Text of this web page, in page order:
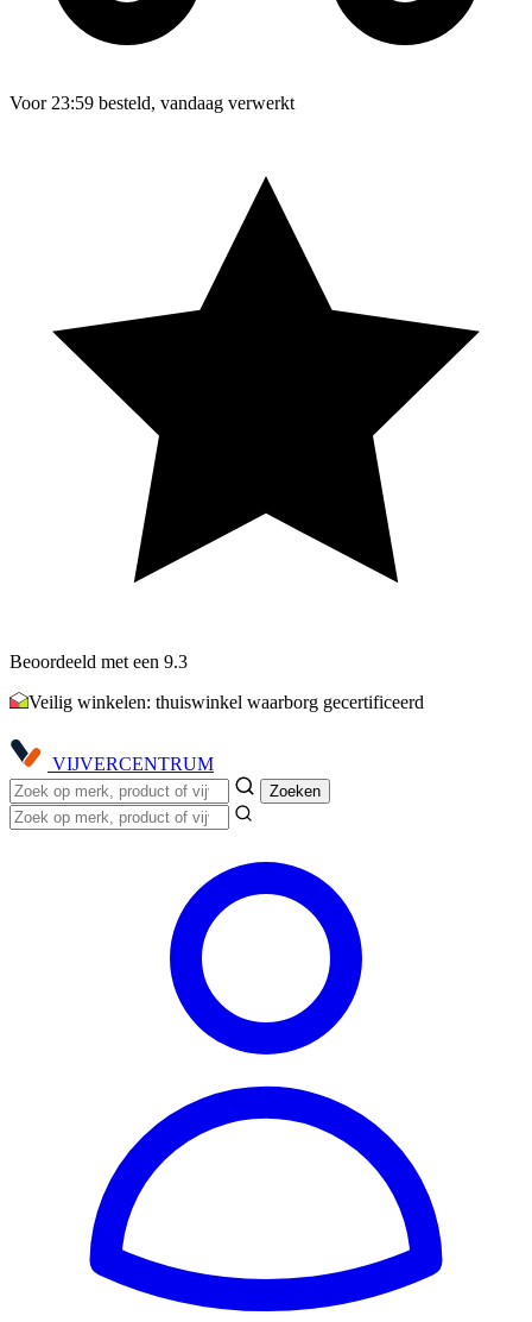
Voor 23:59 besteld, vandaag verwerkt
Beoordeeld met een 9.3
Veilig winkelen: thuiswinkel waarborg gecertificeerd
VIJVERCENTRUM
Zoeken